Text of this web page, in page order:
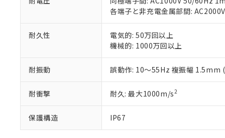
各端子と非充電金属部間:
耐久性
電気的: 50万回以上
機械的: 1000万回以上
耐振動 誤動作: 10～55Hz 複振幅 1.5mm
耐衝撃 耐久: 最大1000m/s2
保護構造 IP67
マイパーツ
ている必要
お客様が当
さい。
※当社の共同
いる法人を
※3 非含有証明
下記の非含有証明
EU RoHS指令（
51物質の非含有証
※本証明書は発行
また、RoHS指
り割愛しておりま
「10」：通常の使
味します。
空
白
受注生